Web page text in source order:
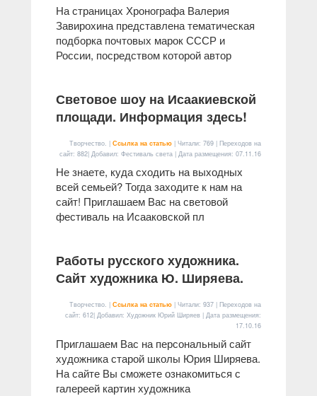
На страницах Хронографа Валерия
Завирохина представлена тематическая
подборка почтовых марок СССР и
России, посредством которой автор
Световое шоу на Исаакиевской
площади. Информация здесь!
Творчество. | Ссылка на статью | Читали: 769 | Переходов на
сайт: 882| Добавил: Фестиваль света | Дата размещения: 07.11.16
Не знаете, куда сходить на выходных
всей семьей? Тогда заходите к нам на
сайт! Приглашаем Вас на световой
фестиваль на Исааковской пл
Работы русского художника.
Сайт художника Ю. Ширяева.
Творчество. | Ссылка на статью | Читали: 937 | Переходов на
сайт: 612| Добавил: Художник Юрий Ширяев | Дата размещения:
17.10.16
Приглашаем Вас на персональный сайт
художника старой школы Юрия Ширяева.
На сайте Вы сможете ознакомиться с
галереей картин художника